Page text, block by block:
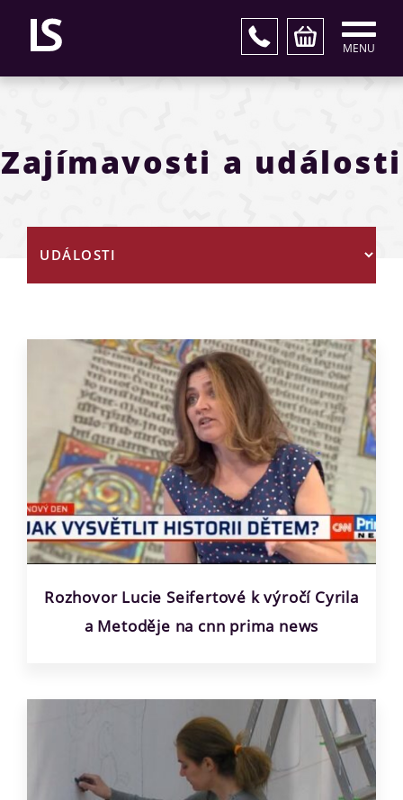
MENU
Zajímavosti a události
Rozhovor Lucie Seifertové k výročí Cyrila
a Metoděje na cnn prima news